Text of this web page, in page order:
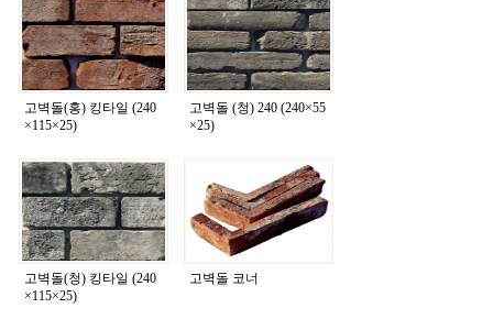
고벽돌(홍) 킹타일 (240
×115×25)
고벽돌 (청) 240 (240×55
×25)
고벽돌(청) 킹타일 (240
×115×25)
고벽돌 코너